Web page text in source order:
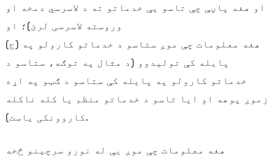
او هغه پاڼې چې تاسو یې خدماتو ته د لاسرسي دمخه او
وروسته لاسرسی لرئ)؛ او
(ج) هغه معلومات چې موږ ستاسو د خدماتو کارولو په
پایله کې تولیدوو (د مثال په توګه، ستاسو د
خدماتو کارولو په پایله کې ستاسو د ګټو په اړه
زموږ پوهه او ایا تاسو د خدماتو منظم یا کله ناکله
کاروونکی یاست).
هغه معلومات چې موږ یې له نورو سرچینو څخه